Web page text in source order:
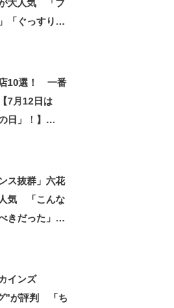
大人気 「プ
「ぐっすり眠
10選！ 一番
7月12日は
日」！】
ス抜群」六花
気 「こんな
きだった」
インズ
”が評判 「ち